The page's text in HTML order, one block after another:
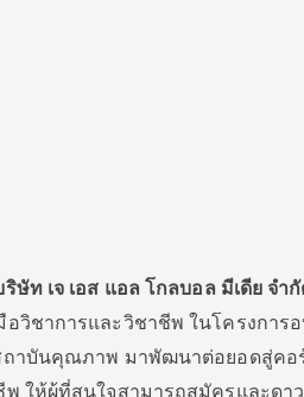
ริษัท เจ เอส แอล โกลบอล มีเดีย จำ
วิชาการและวิชาชีพ ในโครงการ
ถาบันคุณภาพ มาพัฒนาต่อยอดสู่คอ
ให้ผู้ที่สนใจสามารถสมัครและดาว